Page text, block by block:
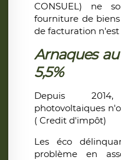
CONSUEL) ne
fourniture de
de facturation
Arnaques
5,5%
Depuis
photovoltaiques
( Credit d'impôt)
Les éco
problème en